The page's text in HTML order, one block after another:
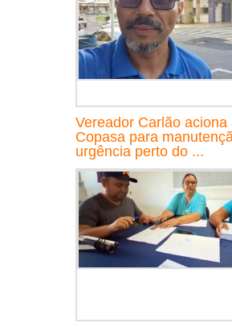
Vereador Carlão aciona
Copasa para
urgência perto do ...